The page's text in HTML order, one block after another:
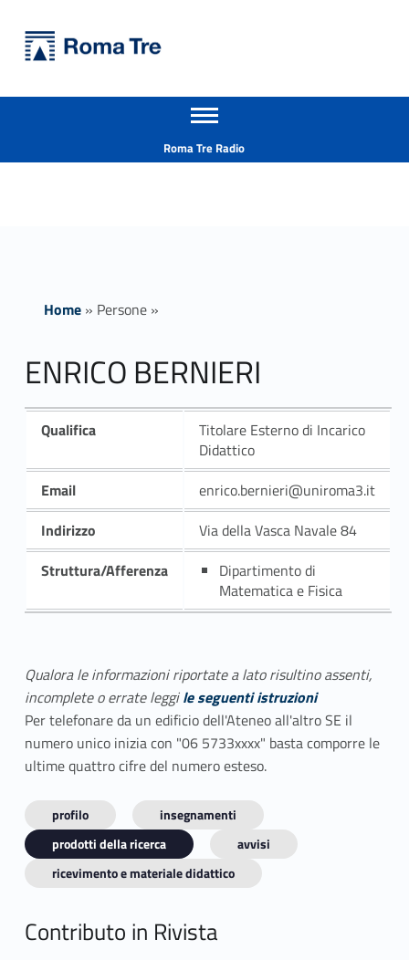
ENRICO BERNIERI ricerca - Università Roma Tre
Apri il menu secondario
Roma Tre Radio
Home» Persone»
ENRICO BERNIERI
Qualifica
Titolare Esterno di Incarico
Didattico
Email
enrico.bernieri@uniroma3.it
Indirizzo
Via della Vasca Navale 84
Struttura/Afferenza
Dipartimento di
Matematica e Fisica
Qualora le informazioni riportate a lato risultino assenti,
incomplete o errate leggile seguenti istruzioni
Per telefonare da un edificio dell'Ateneo all'altro SE il
numero unico inizia con "06 5733xxxx" basta comporre le
ultime quattro cifre del numero esteso.
profilo
insegnamenti
prodotti della ricerca
avvisi
ricevimento e materiale didattico
Contributo in Rivista